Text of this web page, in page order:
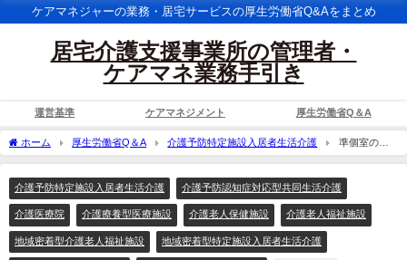
ケアマネジャーの業務・居宅サービスの厚生労働省Q&Aをまとめ
居宅介護支援事業所の管理者・
ケアマネ業務手引き
運営基準 ケアマネジメント 厚生労働省Q＆A
ホーム 厚生労働省Q＆A 介護予防特定施設入居者生活介護
準個室の
「居室空間を隔てる壁」については、簡単に動かすことのできない家具等により遮断
介護予防特定施設入居者生活介護
介護予防認知症対応型共同生活介護
介護医療院 介護療養型医療施設 介護老人保健施設 介護老人福祉施設
地域密着型介護老人福祉施設 地域密着型特定施設入居者生活介護